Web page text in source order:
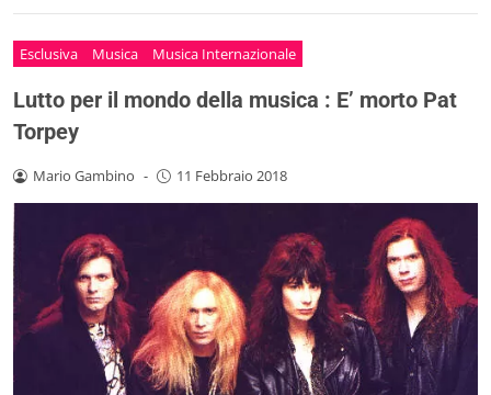
Esclusiva Musica Musica Internazionale
Lutto per il mondo della musica : E’ morto Pat
Torpey
Mario Gambino - 11 Febbraio 2018